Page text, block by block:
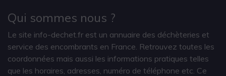
Qui sommes nous ?
Le site info-dechet.fr est un annuaire des déchèteries et
service des encombrants en France. Retrouvez toutes les
coordonnées mais aussi les informations pratiques telles
que les horaires, adresses, numéro de téléphone etc. Ce